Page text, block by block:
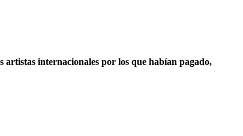
artistas internacionales por los que habían pagado,